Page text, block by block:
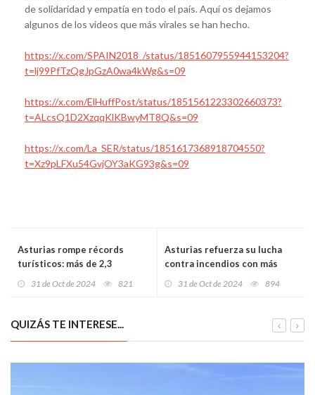
de solidaridad y empatía en todo el país. Aquí os dejamos
algunos de los videos que más virales se han hecho.
https://x.com/SPAIN2018_/status/1851607955944153204?
t=lj99PfTzQgJpGzA0wa4kWg&s=09
https://x.com/ElHuffPost/status/1851561223302660373?
t=ALcsQ1D2XzqqKlKBwyMT8Q&s=09
https://x.com/La_SER/status/1851617368918704550?
t=Xz9pLFXu54GvjOY3aKG93g&s=09
Asturias rompe récords
turísticos: más de 2,3
31 de Oct de 2024 821
Asturias refuerza su lucha
contra incendios con más
31 de Oct de 2024 894
QUIZÁS TE INTERESE...